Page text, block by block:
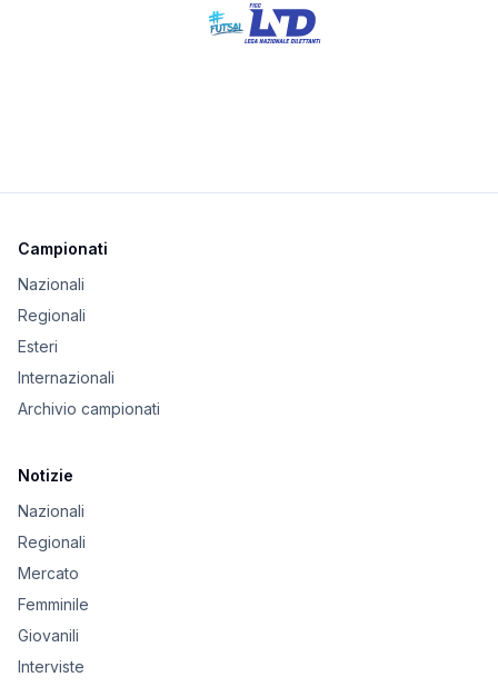
Campionati
Nazionali
Regionali
Esteri
Internazionali
Archivio campionati
Notizie
Nazionali
Regionali
Mercato
Femminile
Giovanili
Interviste